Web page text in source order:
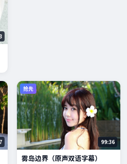
抢先
99:36
雾岛边界（原声双语字幕）